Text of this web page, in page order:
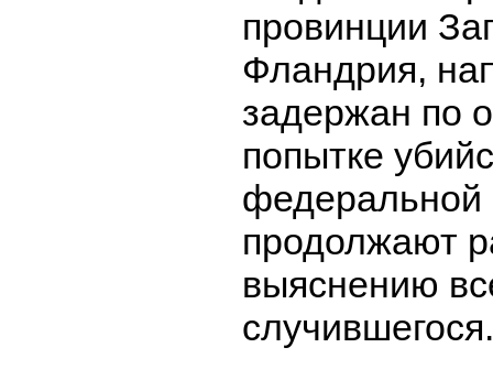
провинции
Фландрия,
задержан по
попытке
федеральной
продолжают
выяснению
случившегося.